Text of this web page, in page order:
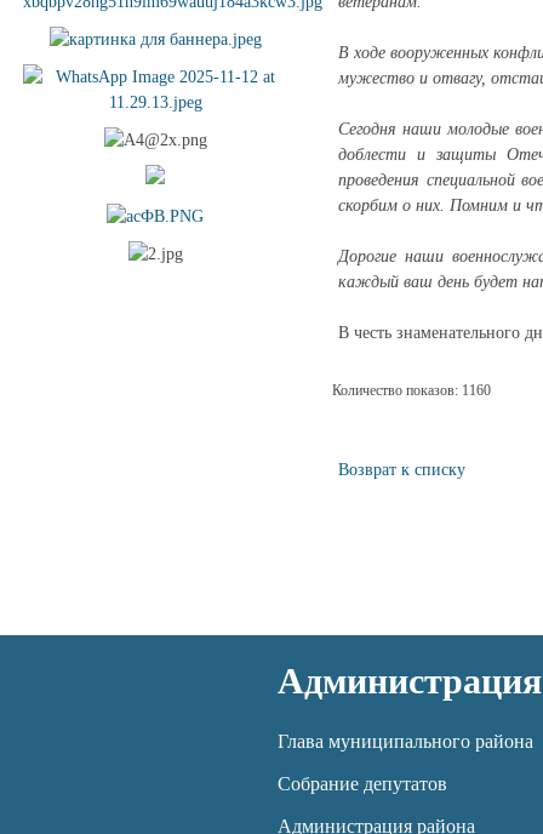
В ходе вооруженных
мужество и отвагу,
Сегодня наши молодые
доблести и защиты
проведения специальной
скорбим о них. Помним и
Дорогие наши
каждый ваш день будет
В честь знаменательного
Количество показов: 1160
Возврат к списку
Администрация
Глава муниципального района
Собрание депутатов
Администрация района